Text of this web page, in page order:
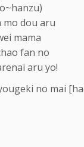
mo dou aru
mama
fan no
aru yo!
no mai